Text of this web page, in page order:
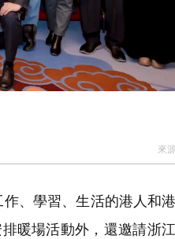
來
、學習、生活的港人和
暖場活動外，還邀請浙